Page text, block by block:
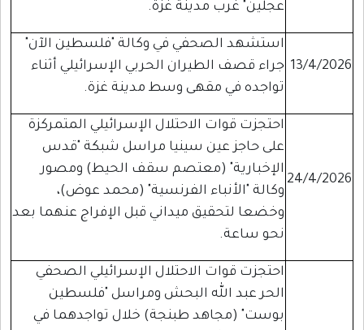
عجلين" غرب مدينة غزة.
13/4/2026
استشهد الصحفي في وكالة "فلسطين الآن"
جراء قصف الطيران الحربي الإسرائيلي أثناء
تواجده في مقهى وسط مدينة غزة.
24/4/2026
احتجزت قوات الاحتلال الإسرائيلي المتمركزة
على حاجز عين سينيا مراسل شبكة "قدس
الإخبارية" (معتصم سقف الحيط) ومصور
وكالة "الأنباء الفرنسية" (محمد عوض)،
وخضعا لتحقيق ميداني قبل الإفراج عنهما بعد
نحو ساعة.
احتجزت قوات الاحتلال الإسرائيلي الصحفي
الحر عبد الله البحش ومراسل "فلسطين
بوست" (مجاهد طبنجة) خلال تواجدهما في